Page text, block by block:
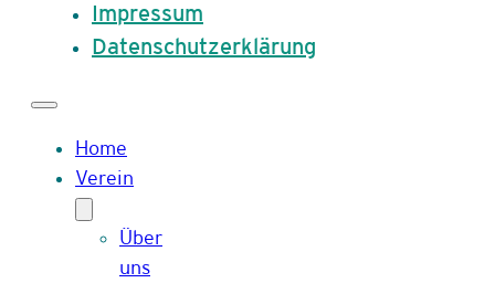
Impressum
Datenschutzerklärung
Home
Verein
Über
uns